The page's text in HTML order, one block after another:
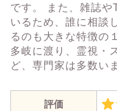
です。 また、雑誌や
いるため、誰に相談
るのも大きな特徴の
多岐に渡り、霊視・
ど、専門家は多数い
評価